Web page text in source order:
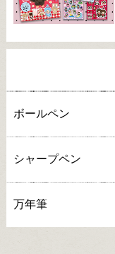
ボールペン
シャープペン
万年筆